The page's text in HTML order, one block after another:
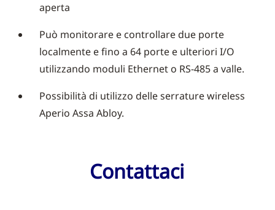
aperta
Può monitorare e controllare due porte
localmente e fino a 64 porte e ulteriori I/O
utilizzando moduli Ethernet o RS-485 a valle.
Possibilità di utilizzo delle serrature wireless
Aperio Assa Abloy.
Contattaci